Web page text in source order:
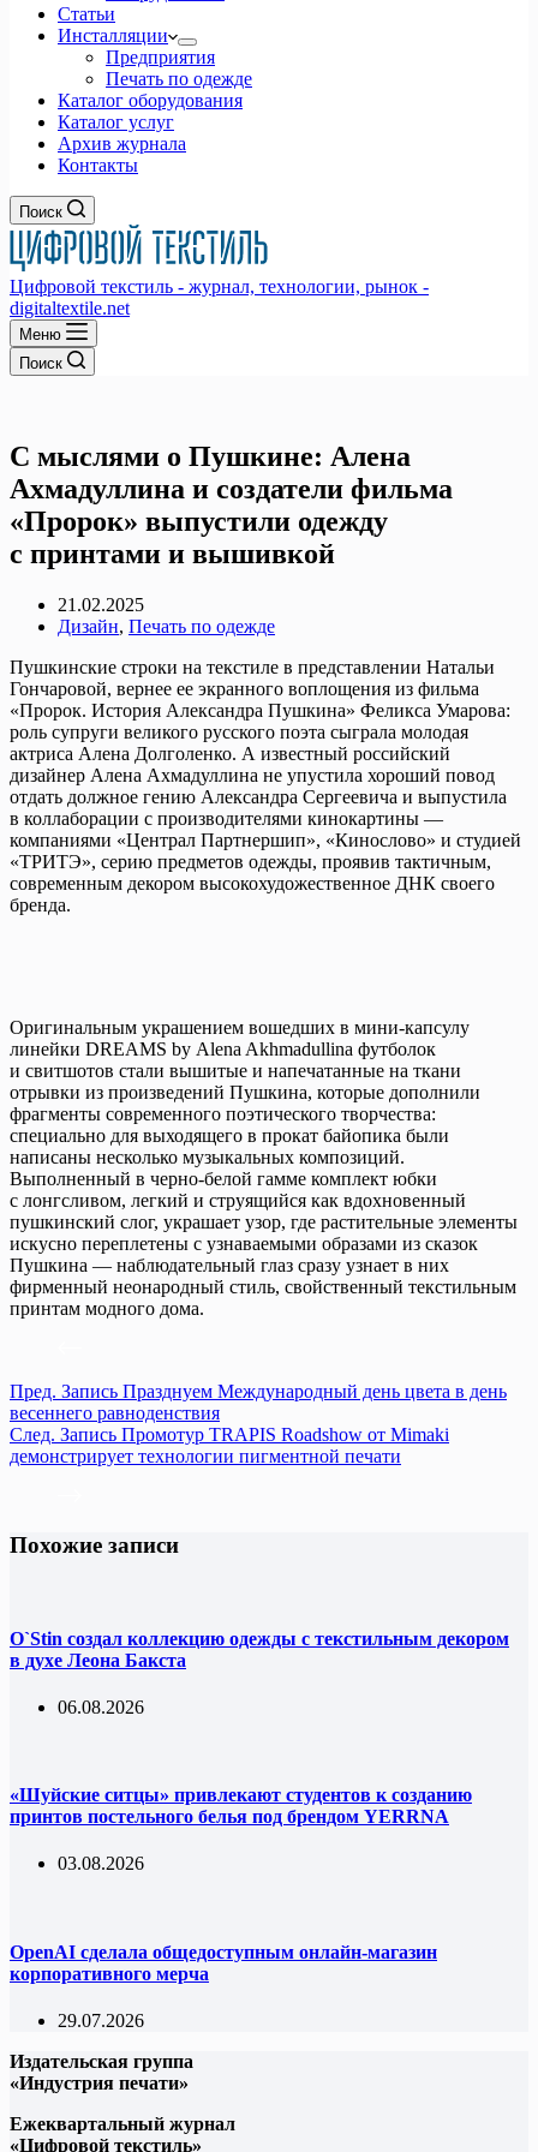
Статьи
Инсталляции
Предприятия
Печать по одежде
Каталог оборудования
Каталог услуг
Архив журнала
Контакты
Поиск
Цифровой текстиль - журнал, технологии, рынок -
digitaltextile.net
Меню
Поиск
С мыслями о Пушкине: Алена
Ахмадуллина и создатели фильма
«Пророк» выпустили одежду
с принтами и вышивкой
21.02.2025
Дизайн, Печать по одежде
Пушкинские строки на текстиле в представлении Натальи
Гончаровой, вернее ее экранного воплощения из фильма
«Пророк. История Александра Пушкина» Феликса Умарова:
роль супруги великого русского поэта сыграла молодая
актриса Алена Долголенко. А известный российский
дизайнер Алена Ахмадуллина не упустила хороший повод
отдать должное гению Александра Сергеевича и выпустила
в коллаборации с производителями кинокартины —
компаниями «Централ Партнершип», «Кинослово» и студией
«ТРИТЭ», серию предметов одежды, проявив тактичным,
современным декором высокохудожественное ДНК своего
бренда.
Оригинальным украшением вошедших в мини-капсулу
линейки DREAMS by Alena Akhmadullina футболок
и свитшотов стали вышитые и напечатанные на ткани
отрывки из произведений Пушкина, которые дополнили
фрагменты современного поэтического творчества:
специально для выходящего в прокат байопика были
написаны несколько музыкальных композиций.
Выполненный в черно-белой гамме комплект юбки
с лонгсливом, легкий и струящийся как вдохновенный
пушкинский слог, украшает узор, где растительные элементы
искусно переплетены с узнаваемыми образами из сказок
Пушкина — наблюдательный глаз сразу узнает в них
фирменный неонародный стиль, свойственный текстильным
принтам модного дома.
Пред. Запись Празднуем Международный день цвета в день
весеннего равноденствия
След. Запись Промотур TRAPIS Roadshow от Mimaki
демонстрирует технологии пигментной печати
Похожие записи
O`Stin создал коллекцию одежды с текстильным декором
в духе Леона Бакста
06.08.2026
«Шуйские ситцы» привлекают студентов к созданию
принтов постельного белья под брендом YERRNA
03.08.2026
OpenAI сделала общедоступным онлайн-магазин
корпоративного мерча
29.07.2026
Издательская группа
«Индустрия печати»
Ежеквартальный журнал
«Цифровой текстиль»